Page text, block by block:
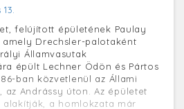
felújított épületének Paulay
amely Drechsler-palotaként
Államvasutak
épült Lechner Ödön és Pártos
ban közvetlenül az Állami
az Andrássy úton. Az épületet
a homlokzata már